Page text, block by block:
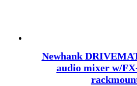
Newhank
audio mixer w/